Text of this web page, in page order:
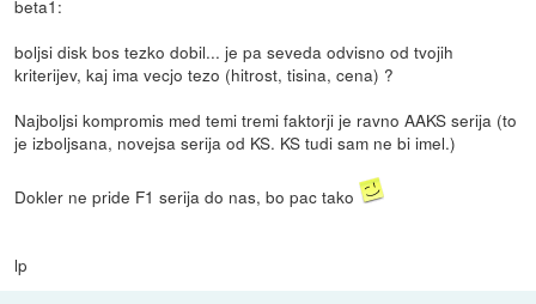
beta1:
boljsi disk bos tezko dobil... je pa seveda odvisno od tvojih
kriterijev, kaj ima vecjo tezo (hitrost, tisina, cena) ?
Najboljsi kompromis med temi tremi faktorji je ravno AAKS serija (to
je izboljsana, novejsa serija od KS. KS tudi sam ne bi imel.)
Dokler ne pride F1 serija do nas, bo pac tako
lp